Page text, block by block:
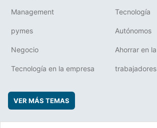
Management Tecnología
pymes Autónomos
Negocio Ahorrar en
Tecnología en la empresa trabajadores
VER MÁS TEMAS